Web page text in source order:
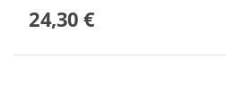
24,30 €